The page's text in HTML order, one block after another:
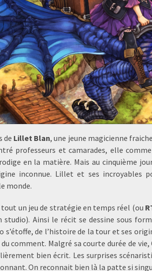
de Lillet Blan, une jeune magicienne
professeurs et camarades, elle
en la matière. Mais au cinquième
inconnue. Lillet et ses
monde.
un jeu de stratégie en temps réel (ou
studio). Ainsi le récit se dessine sous
s’étoffe, de l’histoire de la tour et ses
comment. Malgré sa courte durée de
bien écrit. Les surprises
On reconnait bien là la patte si